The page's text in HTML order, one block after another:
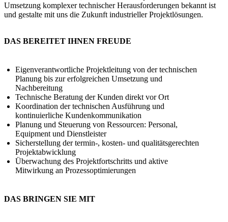
Umsetzung komplexer technischer Herausforderungen bekannt ist
und gestalte mit uns die Zukunft industrieller Projektlösungen.
DAS BEREITET IHNEN FREUDE
Eigenverantwortliche Projektleitung von der technischen
Planung bis zur erfolgreichen Umsetzung und
Nachbereitung
Technische Beratung der Kunden direkt vor Ort
Koordination der technischen Ausführung und
kontinuierliche Kundenkommunikation
Planung und Steuerung von Ressourcen: Personal,
Equipment und Dienstleister
Sicherstellung der termin-, kosten- und qualitätsgerechten
Projektabwicklung
Überwachung des Projektfortschritts und aktive
Mitwirkung an Prozessoptimierungen
DAS BRINGEN SIE MIT